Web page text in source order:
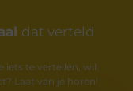
dat verteld
iets te vertellen, wil
Laat van je horen!